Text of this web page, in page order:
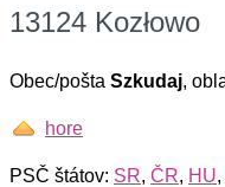
13124 Kozłowo
Obec/pošta Szkudaj,
hore
PSČ štátov: SR, ČR, HU,